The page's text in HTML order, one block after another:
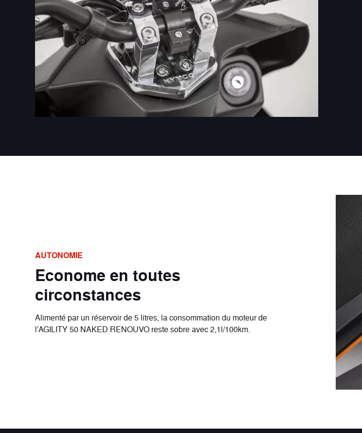
AUTONOMIE
Econome en toutes
circonstances
Alimenté par un réservoir de 5 litres, la consommation du moteur de
l’AGILITY 50 NAKED RENOUVO reste sobre avec 2,1l/100km.